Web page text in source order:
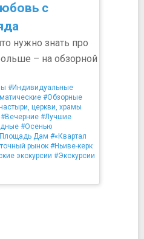
с
нужно знать про
– на обзорной
#Индивидуальные
#Обзорные
церкви, храмы
#Вечерние #Лучшие
#Осенью
Дам #«Квартал
рынок #Ньиве-керк
экскурсии #Экскурсии